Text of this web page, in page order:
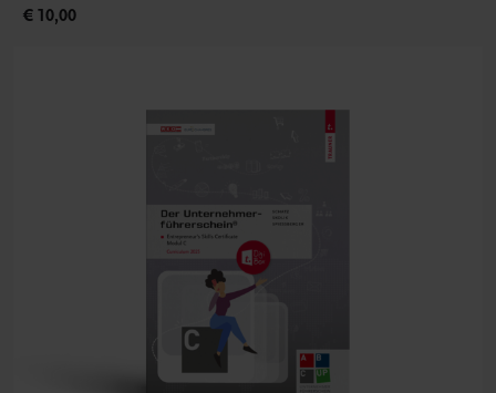
€ 10,00